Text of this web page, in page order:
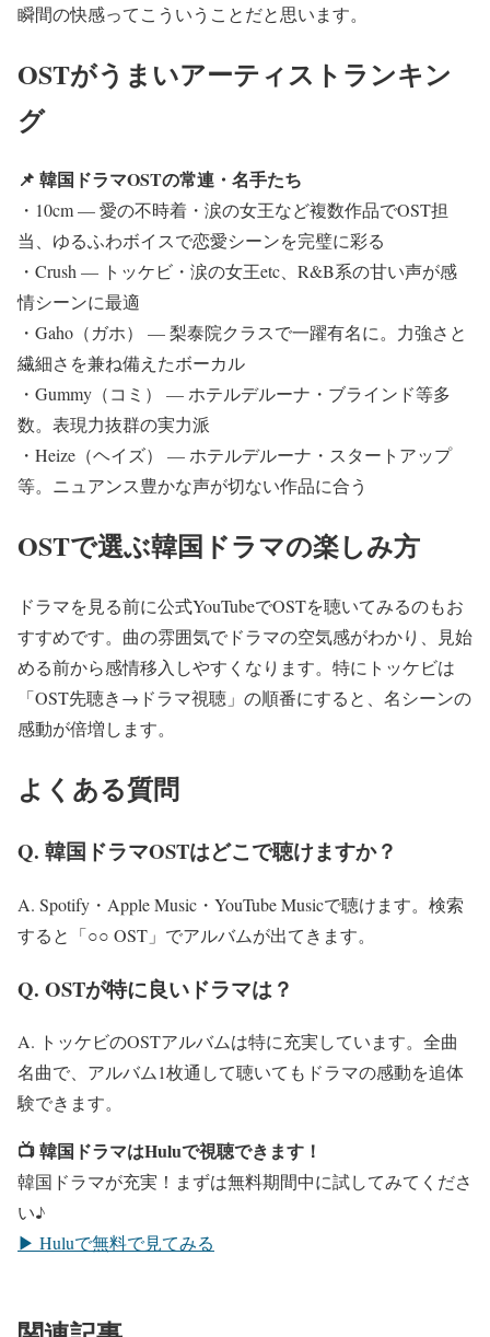
瞬間の快感ってこういうことだと思います。
OSTがうまいアーティストランキン
グ
📌 韓国ドラマOSTの常連・名手たち
・10cm — 愛の不時着・涙の女王など複数作品でOST担
当、ゆるふわボイスで恋愛シーンを完璧に彩る
・Crush — トッケビ・涙の女王etc、R&B系の甘い声が感
情シーンに最適
・Gaho（ガホ） — 梨泰院クラスで一躍有名に。力強さと
繊細さを兼ね備えたボーカル
・Gummy（コミ） — ホテルデルーナ・ブラインド等多
数。表現力抜群の実力派
・Heize（ヘイズ） — ホテルデルーナ・スタートアップ
等。ニュアンス豊かな声が切ない作品に合う
OSTで選ぶ韓国ドラマの楽しみ方
ドラマを見る前に公式YouTubeでOSTを聴いてみるのもお
すすめです。曲の雰囲気でドラマの空気感がわかり、見始
める前から感情移入しやすくなります。特にトッケビは
「OST先聴き→ドラマ視聴」の順番にすると、名シーンの
感動が倍増します。
よくある質問
Q. 韓国ドラマOSTはどこで聴けますか？
A. Spotify・Apple Music・YouTube Musicで聴けます。検索
すると「○○ OST」でアルバムが出てきます。
Q. OSTが特に良いドラマは？
A. トッケビのOSTアルバムは特に充実しています。全曲
名曲で、アルバム1枚通して聴いてもドラマの感動を追体
験できます。
📺 韓国ドラマはHuluで視聴できます！
韓国ドラマが充実！まずは無料期間中に試してみてくださ
い♪
▶ Huluで無料で見てみる